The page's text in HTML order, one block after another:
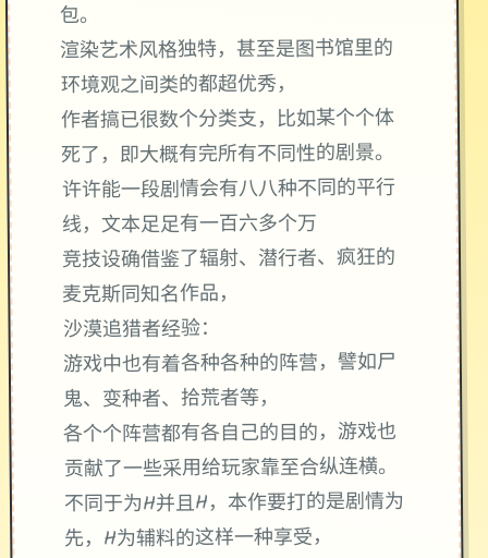
包。
渲染艺术风格独特，甚至是图书馆里的
环境观之间类的都超优秀，
作者搞已很数个分类支，比如某个个体
死了，即大概有完所有不同性的剧景。
许许能一段剧情会有八八种不同的平行
线，文本足足有一百六多个万
竞技设确借鉴了辐射、潜行者、疯狂的
麦克斯同知名作品，
沙漠追猎者经验：
游戏中也有着各种各种的阵营，譬如尸
鬼、变种者、拾荒者等，
各个个阵营都有各自己的目的，游戏也
贡献了一些采用给玩家靠至合纵连横。
不同于为H并且H，本作要打的是剧情为
先，H为辅料的这样一种享受，